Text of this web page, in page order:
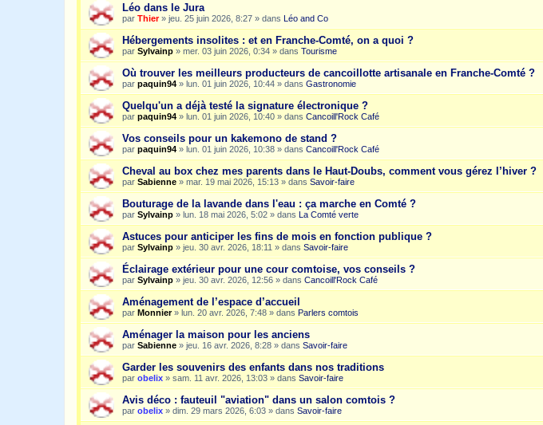
Léo dans le Jura
par Thier» jeu. 25 juin 2026, 8:27 » dans Léo and Co
Hébergements insolites : et en Franche-Comté, on a quoi ?
par Sylvainp » mer. 03 juin 2026, 0:34 » dans Tourisme
Où trouver les meilleurs producteurs de cancoillotte artisanale en Franche-Comté ?
par paquin94 » lun. 01 juin 2026, 10:44 » dans Gastronomie
Quelqu'un a déjà testé la signature électronique ?
par paquin94 » lun. 01 juin 2026, 10:40 » dans Cancoill'Rock Café
Vos conseils pour un kakemono de stand ?
par paquin94 » lun. 01 juin 2026, 10:38 » dans Cancoill'Rock Café
Cheval au box chez mes parents dans le Haut-Doubs, comment vous gérez l’hiver ?
par Sabienne » mar. 19 mai 2026, 15:13 » dans Savoir-faire
Bouturage de la lavande dans l'eau : ça marche en Comté ?
par Sylvainp » lun. 18 mai 2026, 5:02 » dans La Comté verte
Astuces pour anticiper les fins de mois en fonction publique ?
par Sylvainp » jeu. 30 avr. 2026, 18:11 » dans Savoir-faire
Éclairage extérieur pour une cour comtoise, vos conseils ?
par Sylvainp » jeu. 30 avr. 2026, 12:56 » dans Cancoill'Rock Café
Aménagement de l’espace d’accueil
par Monnier» lun. 20 avr. 2026, 7:48 » dans Parlers comtois
Aménager la maison pour les anciens
par Sabienne » jeu. 16 avr. 2026, 8:28 » dans Savoir-faire
Garder les souvenirs des enfants dans nos traditions
par obelix » sam. 11 avr. 2026, 13:03 » dans Savoir-faire
Avis déco : fauteuil "aviation" dans un salon comtois ?
par obelix » dim. 29 mars 2026, 6:03 » dans Savoir-faire